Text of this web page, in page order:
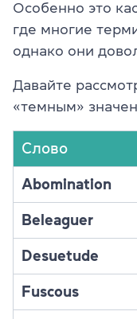
Особенно это
где многие
однако они
Давайте
«темным»
Слово
Abomination
Beleaguer
Desuetude
Fuscous